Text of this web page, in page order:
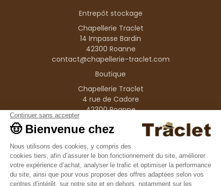
Entrepôt stockage
Chapellerie Traclet
14 Impasse Bardin
42300 Roanne
contact@chapellerie-traclet.com
Boutique
Chapellerie Traclet
4 rue de Cadore
42300 Roanne
Produits
Nos marques